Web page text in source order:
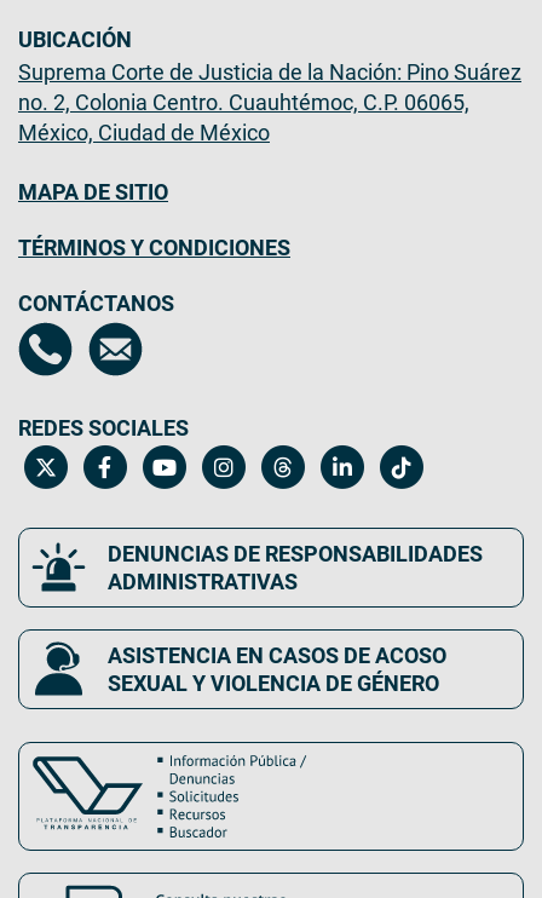
UBICACIÓN
Suprema Corte de Justicia de la Nación: Pino Suárez
no. 2, Colonia Centro. Cuauhtémoc, C.P. 06065,
México, Ciudad de México
MAPA DE SITIO
TÉRMINOS Y CONDICIONES
CONTÁCTANOS
REDES SOCIALES
DENUNCIAS DE RESPONSABILIDADES
ADMINISTRATIVAS
ASISTENCIA EN CASOS DE ACOSO
SEXUAL Y VIOLENCIA DE GÉNERO